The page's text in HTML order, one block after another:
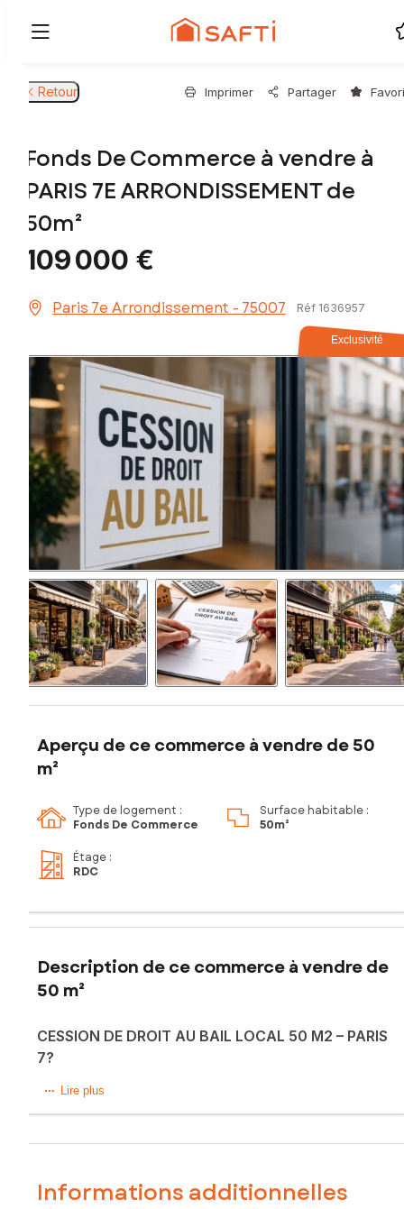
Retour Imprimer Partager
Fonds De Commerce à vendre à
PARIS 7E ARRONDISSEMENT de
50m²
109 000 €
Paris 7e Arrondissement - 75007 Réf 1636957
Exclusivité
Aperçu de ce commerce à vendre de 50
m²
Type de logement :
Fonds De Commerce
Surface habitable :
50m²
Étage :
RDC
Description de ce commerce à vendre de
50 m²
CESSION DE DROIT AU BAIL LOCAL 50 M2 – PARIS
7?
Droit au bail d’un local commercial de 50 m², idéalement
Le local convient à de nombreuses activités.
Lire plus
Informations additionnelles